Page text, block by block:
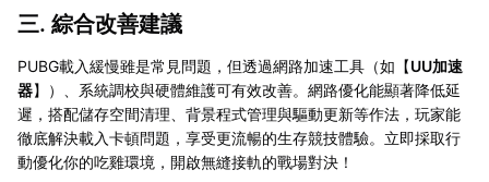
三. 綜合改善建議
PUBG載入緩慢雖是常見問題，但透過網路加速工具（如【UU加速
器】）、系統調校與硬體維護可有效改善。網路優化能顯著降低延
遲，搭配儲存空間清理、背景程式管理與驅動更新等作法，玩家能
徹底解決載入卡頓問題，享受更流暢的生存競技體驗。立即採取行
動優化你的吃雞環境，開啟無縫接軌的戰場對決！